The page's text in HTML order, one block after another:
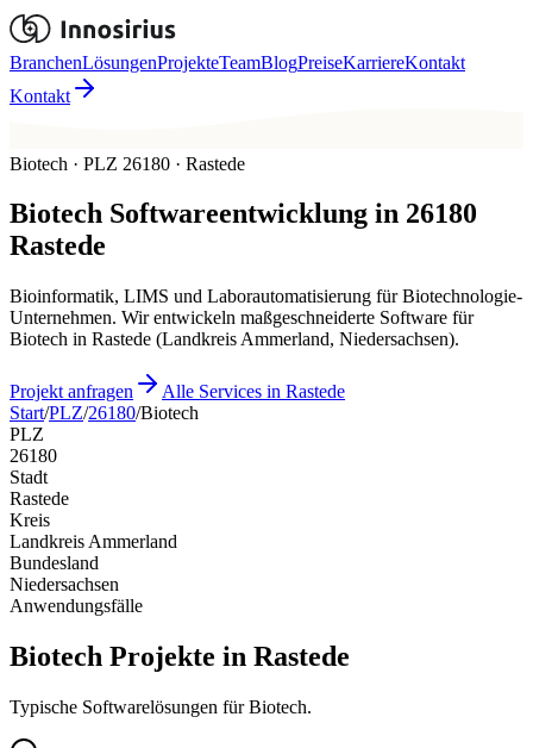
BranchenLösungenProjekteTeamBlogPreiseKarriereKontakt
Kontakt
Biotech · PLZ 26180 · Rastede
Biotech Softwareentwicklung in 26180
Rastede
Bioinformatik, LIMS und Laborautomatisierung für Biotechnologie-
Unternehmen. Wir entwickeln maßgeschneiderte Software für
Biotech in Rastede (Landkreis Ammerland, Niedersachsen).
Projekt anfragen
Alle Services in Rastede
Start/PLZ/26180/Biotech
PLZ
26180
Stadt
Rastede
Kreis
Landkreis Ammerland
Bundesland
Niedersachsen
Anwendungsfälle
Biotech Projekte in Rastede
Typische Softwarelösungen für Biotech.